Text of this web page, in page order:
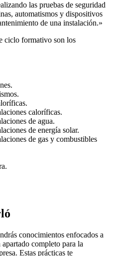
las pruebas de seguridad
automatismos y dispositivos
de una instalación.»
ciclo formativo son los
caloríficas.
de agua.
de energía solar.
de gas y combustibles
conocimientos enfocados a
completo para la
Estas prácticas te